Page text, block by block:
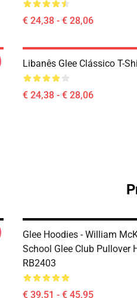
€ 24,38 - € 28,06
Libanês Glee Clássico T-
€ 24,38 - € 28,06
Glee Hoodies - William
School Glee Club Pullover
RB2403
€ 39,51 - € 45,95